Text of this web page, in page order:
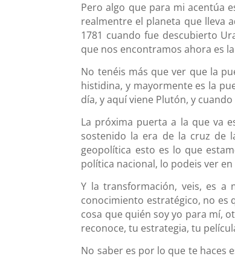
Pero algo que para mi acentúa
realmentre el planeta que lleva
1781 cuando fue descubierto
que nos encontramos ahora es
No tenéis más que ver que la
histidina, y mayormente es la
día, y aquí viene Plutón, y
La próxima puerta a la que va
sostenido la era de la cruz de
geopolítica esto es lo que
política nacional, lo podeis ver
Y la transformación, veis, es
conocimiento estratégico, no es
cosa que quién soy yo para mí,
reconoce, tu estrategia, tu
No saber es por lo que te haces